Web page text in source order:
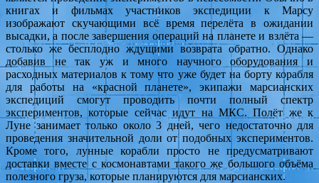
книгах и фильмах участников экспедиции к Марсу
изображают скучающими всё время перелёта в ожидании
высадки, а после завершения операций на планете и взлёта —
столько же бесплодно ждущими возврата обратно. Однако
добавив не так уж и много научного оборудования и
расходных материалов к тому что уже будет на борту корабля
для работы на «красной планете», экипажи марсианских
экспедиций смогут проводить почти полный спектр
экспериментов, которые сейчас идут на МКС. Полёт же к
Луне занимает только около 3 дней, чего недостаточно для
проведения значительной доли от подобных экспериментов.
Кроме того, лунные корабли просто не предусматривают
доставки вместе с космонавтами такого же большого объёма
полезного груза, которые планируются для марсианских.